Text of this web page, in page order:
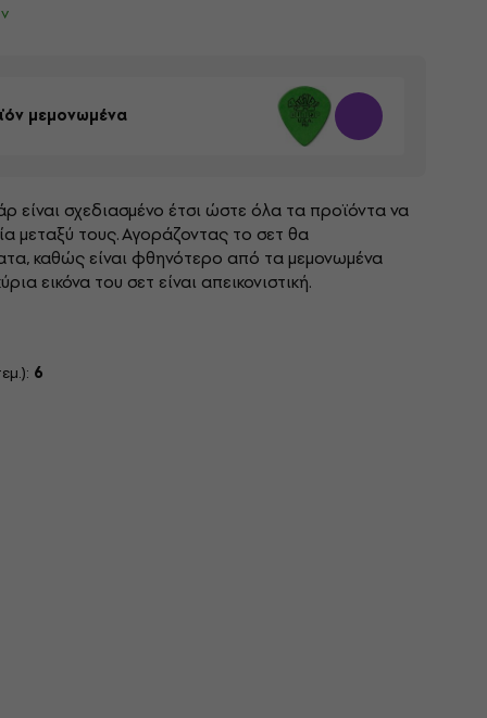
μεμονωμένα
είναι σχεδιασμένο έτσι ώστε όλα τα προϊόντα να
μεταξύ τους. Αγοράζοντας το σετ θα
καθώς είναι φθηνότερο από τα μεμονωμένα
εικόνα του σετ είναι απεικονιστική.
6